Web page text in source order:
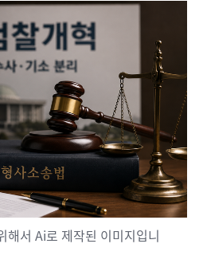
서 Ai로 제작된 이미지입니